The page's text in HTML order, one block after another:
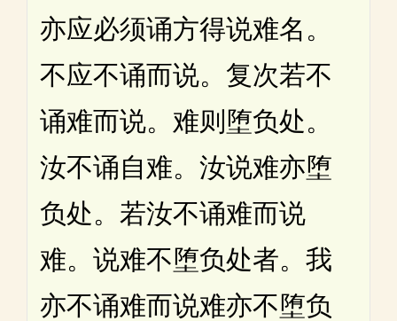
亦应必须诵方得说难名。
不应不诵而说。复次若不
诵难而说。难则堕负处。
汝不诵自难。汝说难亦堕
负处。若汝不诵难而说
难。说难不堕负处者。我
亦不诵难而说难亦不堕负